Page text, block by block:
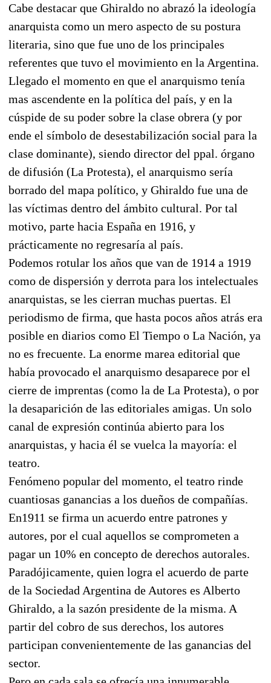
Cabe destacar que Ghiraldo no abrazó la ideología
anarquista como un mero aspecto de su postura
literaria, sino que fue uno de los principales
referentes que tuvo el movimiento en la Argentina.
Llegado el momento en que el anarquismo tenía
mas ascendente en la política del país, y en la
cúspide de su poder sobre la clase obrera (y por
ende el símbolo de desestabilización social para la
clase dominante), siendo director del ppal. órgano
de difusión (La Protesta), el anarquismo sería
borrado del mapa político, y Ghiraldo fue una de
las víctimas dentro del ámbito cultural. Por tal
motivo, parte hacia España en 1916, y
prácticamente no regresaría al país.
Podemos rotular los años que van de 1914 a 1919
como de dispersión y derrota para los intelectuales
anarquistas, se les cierran muchas puertas. El
periodismo de firma, que hasta pocos años atrás era
posible en diarios como El Tiempo o La Nación, ya
no es frecuente. La enorme marea editorial que
había provocado el anarquismo desaparece por el
cierre de imprentas (como la de La Protesta), o por
la desaparición de las editoriales amigas. Un solo
canal de expresión continúa abierto para los
anarquistas, y hacia él se vuelca la mayoría: el
teatro.
Fenómeno popular del momento, el teatro rinde
cuantiosas ganancias a los dueños de compañías.
En1911 se firma un acuerdo entre patrones y
autores, por el cual aquellos se comprometen a
pagar un 10% en concepto de derechos autorales.
Paradójicamente, quien logra el acuerdo de parte
de la Sociedad Argentina de Autores es Alberto
Ghiraldo, a la sazón presidente de la misma. A
partir del cobro de sus derechos, los autores
participan convenientemente de las ganancias del
sector.